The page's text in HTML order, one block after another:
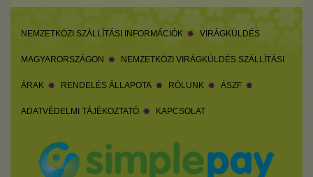
NEMZETKÖZI SZÁLLÍTÁSI INFORMÁCIÓK VIRÁGKÜLDÉS
MAGYARORSZÁGON NEMZETKÖZI VIRÁGKÜLDÉS SZÁLLÍTÁSI
ÁRAK RENDELÉS ÁLLAPOTA RÓLUNK ÁSZF
ADATVÉDELMI TÁJÉKOZTATÓ KAPCSOLAT